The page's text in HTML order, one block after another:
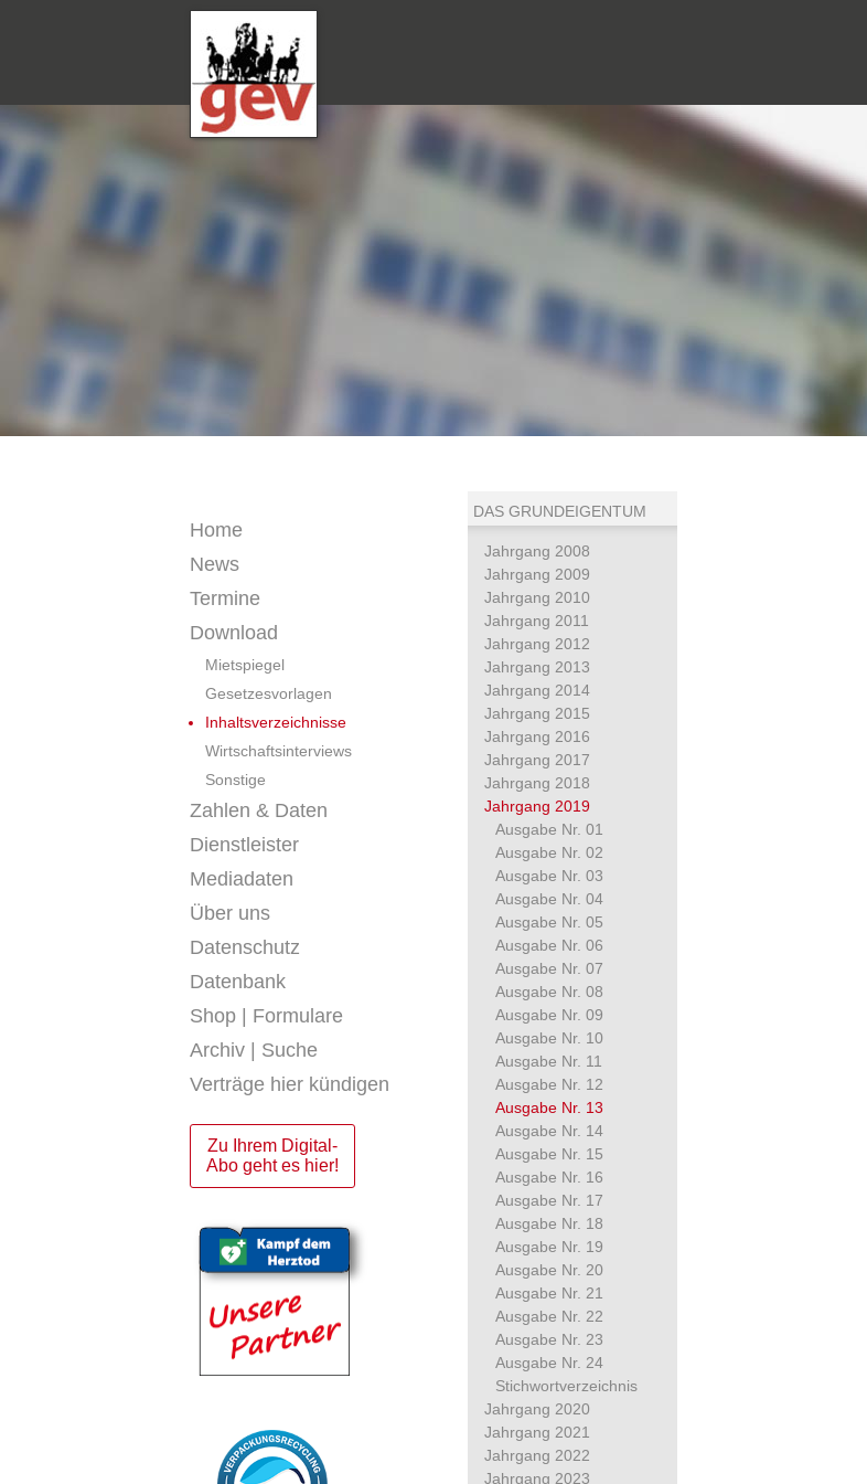
Home
News
Termine
Download
Mietspiegel
Gesetzesvorlagen
Inhaltsverzeichnisse
Wirtschaftsinterviews
Sonstige
Zahlen & Daten
Dienstleister
Mediadaten
Über uns
Datenschutz
Datenbank
Shop | Formulare
Archiv | Suche
Verträge hier kündigen
Zu Ihrem Digital-
Abo geht es hier!
DAS GRUNDEIGENTUM
Jahrgang 2008
Jahrgang 2009
Jahrgang 2010
Jahrgang 2011
Jahrgang 2012
Jahrgang 2013
Jahrgang 2014
Jahrgang 2015
Jahrgang 2016
Jahrgang 2017
Jahrgang 2018
Jahrgang 2019
Ausgabe Nr. 01
Ausgabe Nr. 02
Ausgabe Nr. 03
Ausgabe Nr. 04
Ausgabe Nr. 05
Ausgabe Nr. 06
Ausgabe Nr. 07
Ausgabe Nr. 08
Ausgabe Nr. 09
Ausgabe Nr. 10
Ausgabe Nr. 11
Ausgabe Nr. 12
Ausgabe Nr. 13
Ausgabe Nr. 14
Ausgabe Nr. 15
Ausgabe Nr. 16
Ausgabe Nr. 17
Ausgabe Nr. 18
Ausgabe Nr. 19
Ausgabe Nr. 20
Ausgabe Nr. 21
Ausgabe Nr. 22
Ausgabe Nr. 23
Ausgabe Nr. 24
Stichwortverzeichnis
Jahrgang 2020
Jahrgang 2021
Jahrgang 2022
Jahrgang 2023